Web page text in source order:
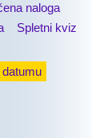
naloga
Spletni kviz
datumu